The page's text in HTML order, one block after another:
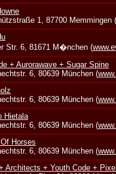
1, 87700 Memmingen
Str. 6, 81671 M�nchen (
+ Aurorawave + Sugar Spine
6, 80639 München (
6, 80639 München (
Hietala
6, 80639 München (
Horses
6, 80639 München (
Architects + Youth Code +